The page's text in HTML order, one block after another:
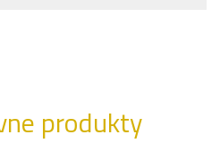
produkty